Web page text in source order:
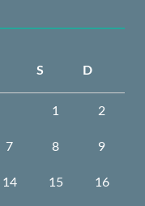
S D
1 2
7 8 9
14 15 16